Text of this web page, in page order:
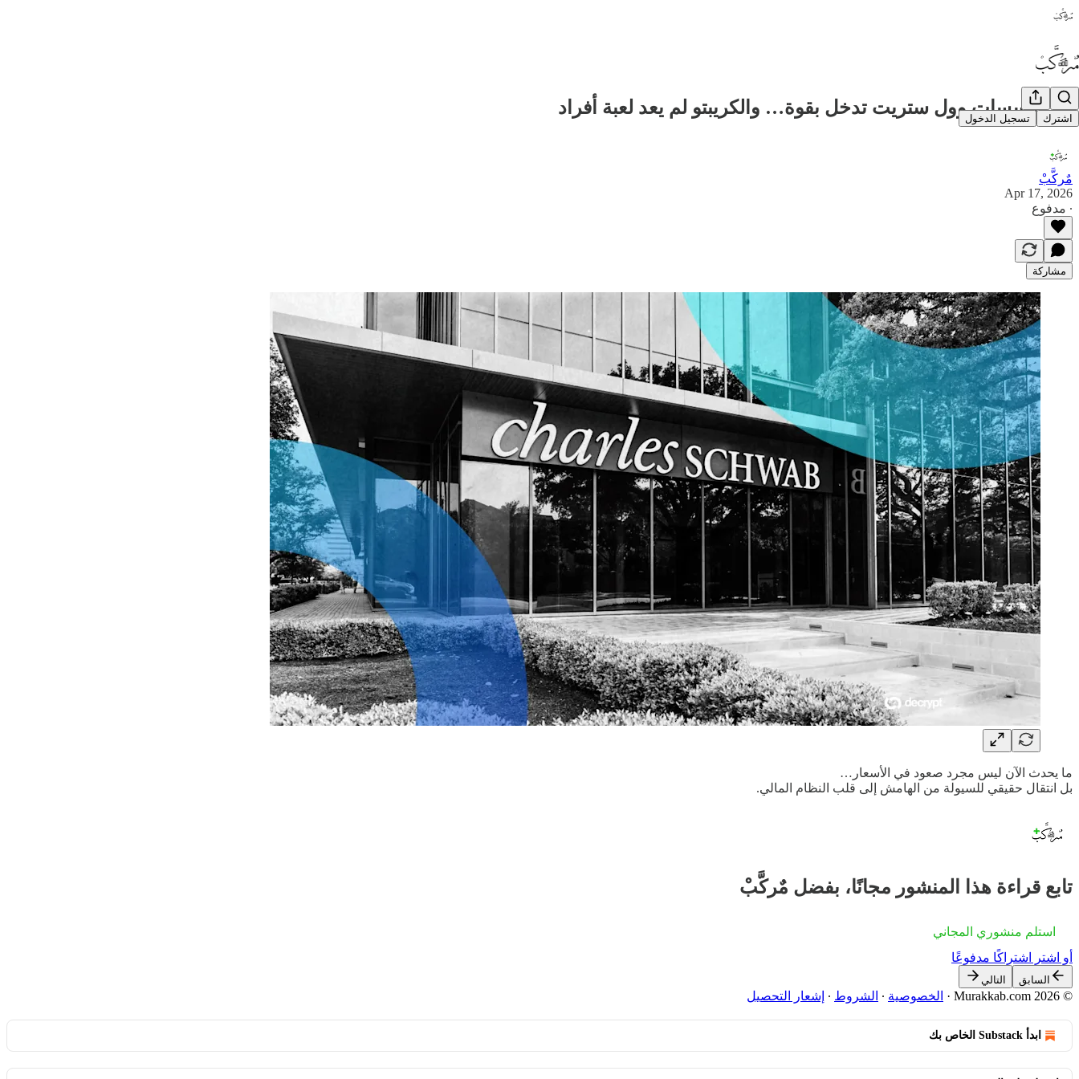
اشترك تسجيل الدخول
📊 مؤسسات وول ستريت تدخل بقوة… والكريبتو لم يعد لعبة أفراد
مٌركَّبْ
Apr 17, 2026
∙ مدفوع
مشاركة
ما يحدث الآن ليس مجرد صعود في الأسعار…
بل انتقال حقيقي للسيولة من الهامش إلى قلب النظام المالي.
تابع قراءة هذا المنشور مجانًا، بفضل مٌركَّبْ
استلم منشوري المجاني
أو اشترِ اشتراكًا مدفوعًا
السابق التالي
© 2026 Murakkab.com
· الخصوصية ∙ الشروط ∙ إشعار التحصيل
ابدأ Substack الخاص بك